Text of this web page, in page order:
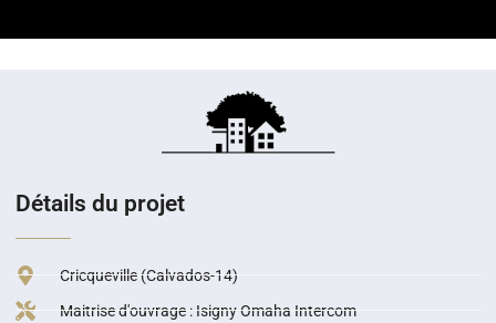
Détails du projet
Cricqueville (Calvados-14)
Maitrise d'ouvrage : Isigny Omaha Intercom